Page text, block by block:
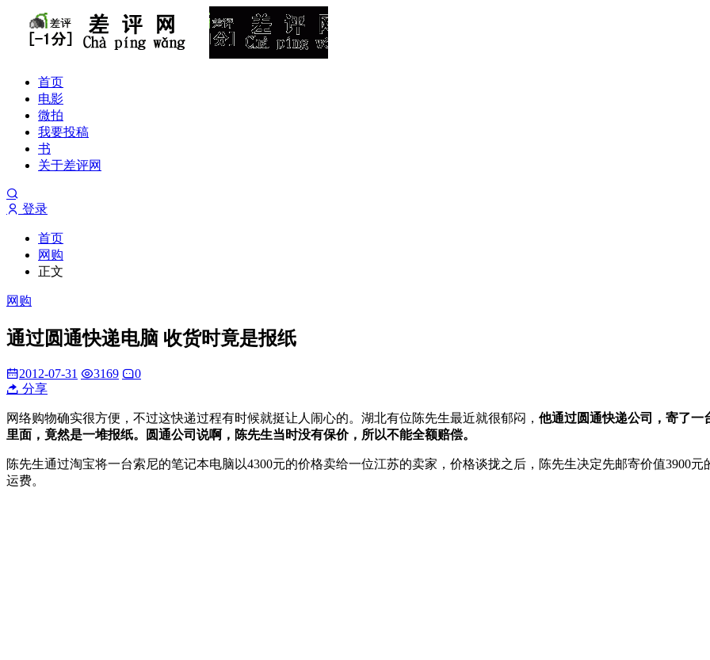
首页
电影
微拍
我要投稿
书
关于差评网
登录
首页
网购
正文
网购
通过圆通快递电脑 收货时竟是报纸
2012-07-31 3169
0
分享
网络购物确实很方便，不过这快递过程有时候就挺让人闹心的。湖北有位陈先生最近就很郁闷， 他通过圆通快递公司，寄了一
里面，竟然是一堆报纸。圆通公司说啊，陈先生当时没有保价，所以不能全额赔偿。
陈先生通过淘宝将一台索尼的笔记本电脑以4300元的价格卖给一位江苏的卖家，价格谈拢之后，陈先生决定先邮寄价值3900
运费。